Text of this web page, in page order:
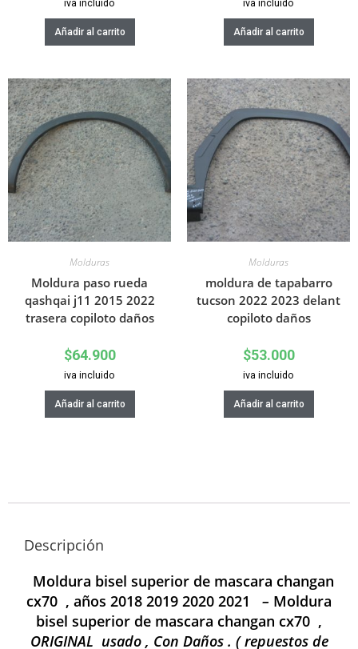
iva incluido
Añadir al carrito
iva incluido
Añadir al carrito
Molduras
Moldura paso rueda
qashqai j11 2015 2022
trasera copiloto daños
$64.900
iva incluido
Añadir al carrito
Molduras
moldura de tapabarro
tucson 2022 2023 delant
copiloto daños
$53.000
iva incluido
Añadir al carrito
Descripción
Moldura bisel superior de mascara changan
cx70 , años 2018 2019 2020 2021 – Moldura
bisel superior de mascara changan cx70 ,
ORIGINAL usado , Con Daños . ( repuestos de